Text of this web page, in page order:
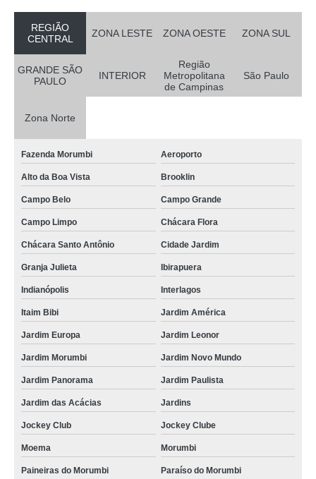
REGIÃO
CENTRAL
ZONA LESTE ZONA OESTE ZONA SUL
GRANDE SÃO
PAULO
INTERIOR
Região
Metropolitana
de Campinas
São Paulo
Zona Norte
Fazenda Morumbi Aeroporto
Alto da Boa Vista Brooklin
Campo Belo Campo Grande
Campo Limpo Chácara Flora
Chácara Santo Antônio Cidade Jardim
Granja Julieta Ibirapuera
Indianópolis Interlagos
Itaim Bibi Jardim América
Jardim Europa Jardim Leonor
Jardim Morumbi Jardim Novo Mundo
Jardim Panorama Jardim Paulista
Jardim das Acácias Jardins
Jockey Club Jockey Clube
Moema Morumbi
Paineiras do Morumbi Paraíso do Morumbi